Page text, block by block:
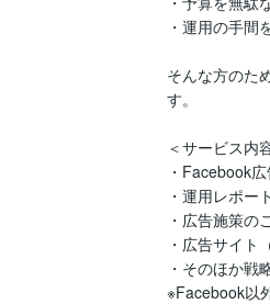
・運用の手間
そんな方のた
す。
＜サービス内
・Facebook
・運用レポー
・広告施策の
・広告サイト
・そのほか戦
※Facebook以